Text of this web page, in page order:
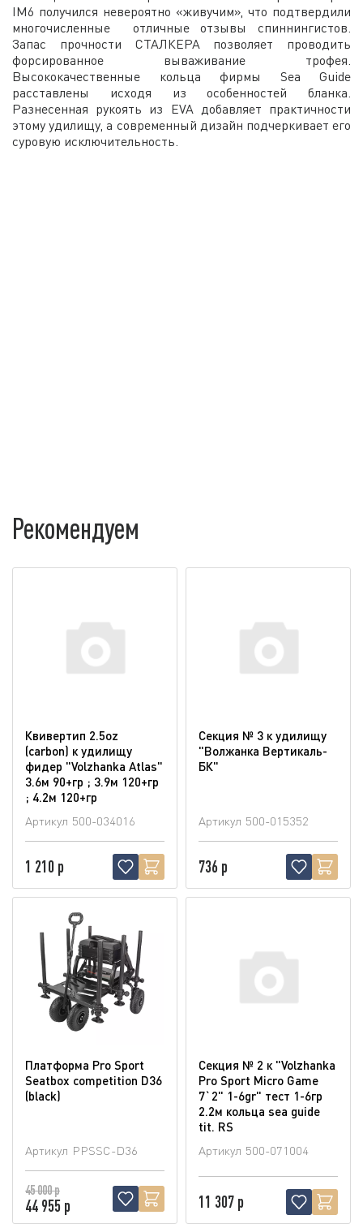
IM6 получился невероятно «живучим», что подтвердили
многочисленные отличные отзывы спиннингистов.
Запас прочности СТАЛКЕРА позволяет проводить
форсированное вываживание трофея.
Высококачественные кольца фирмы Sea Guide
расставлены исходя из особенностей бланка.
Разнесенная рукоять из EVA добавляет практичности
этому удилищу, а современный дизайн подчеркивает его
суровую исключительность.
Рекомендуем
Квивертип 2.5oz
(carbon) к удилищу
фидер "Volzhanka Atlas"
3.6м 90+гр ; 3.9м 120+гр
; 4.2м 120+гр
Артикул 500-034016
1 210 р
Секция № 3 к удилищу
"Волжанка Вертикаль-
БК"
Артикул 500-015352
736 р
Платформа Pro Sport
Seatbox competition D36
(blaсk)
Артикул PPSSC-D36
45 000 р
44 955 р
Секция № 2 к "Volzhanka
Pro Sport Micro Game
7`2" 1-6gr" тест 1-6гр
2.2м кольца sea guide
tit. RS
Артикул 500-071004
11 307 р